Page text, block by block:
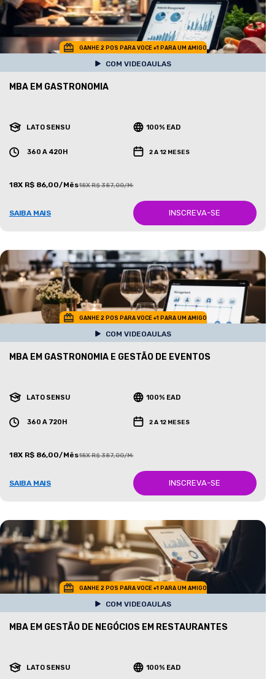
GANHE 2 POS PARA VOCE +1 PARA UM AMIGO
COM VIDEOAULAS
MBA EM GASTRONOMIA
LATO SENSU 100% EAD
360 A 420H 2 A 12 MESES
18X R$ 86,00/Mês18X R$ 387,00/Mês
SAIBA MAIS INSCREVA-SE
GANHE 2 POS PARA VOCE +1 PARA UM AMIGO
COM VIDEOAULAS
MBA EM GASTRONOMIA E GESTÃO DE EVENTOS
LATO SENSU 100% EAD
360 A 720H 2 A 12 MESES
18X R$ 86,00/Mês18X R$ 387,00/Mês
SAIBA MAIS INSCREVA-SE
GANHE 2 POS PARA VOCE +1 PARA UM AMIGO
COM VIDEOAULAS
MBA EM GESTÃO DE NEGÓCIOS EM RESTAURANTES
LATO SENSU 100% EAD